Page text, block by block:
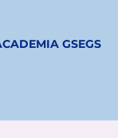
GSEGS